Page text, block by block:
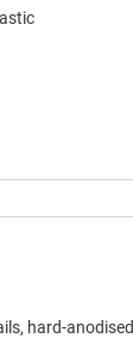
hard-anodised